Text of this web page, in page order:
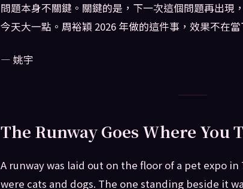
問題本身不關鍵。關鍵的是，下一次這個問題再出現
今天大一點。周裕穎 2026 年做的這件事，效果不在
— 姚宇
The Runway Goes Where You
A runway was laid out on the floor of a pet expo
were cats and dogs. The one standing beside it